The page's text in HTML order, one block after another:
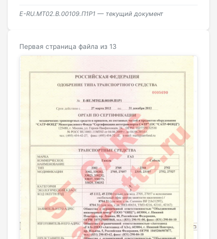
E-RU.MT02.B.00109.П1P1 — текущий документ
Первая страница файла из 13